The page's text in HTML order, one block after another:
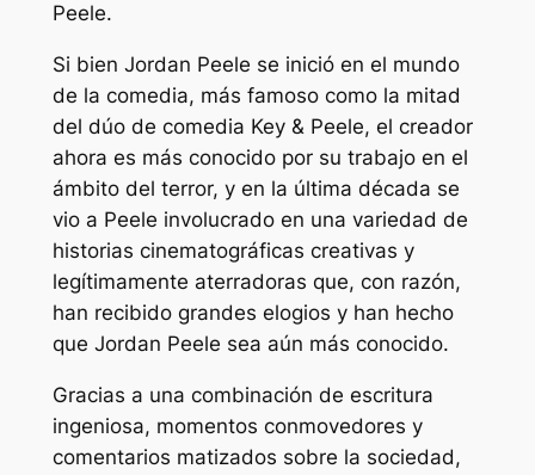
Peele.
Si bien Jordan Peele se inició en el mundo
de la comedia, más famoso como la mitad
del dúo de comedia Key & Peele, el creador
ahora es más conocido por su trabajo en el
ámbito del terror, y en la última década se
vio a Peele involucrado en una variedad de
historias cinematográficas creativas y
legítimamente aterradoras que, con razón,
han recibido grandes elogios y han hecho
que Jordan Peele sea aún más conocido.
Gracias a una combinación de escritura
ingeniosa, momentos conmovedores y
comentarios matizados sobre la sociedad,